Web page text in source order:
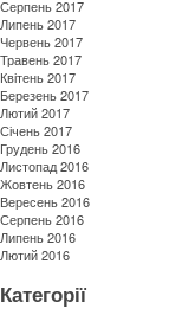
Серпень 2017
Липень 2017
Червень 2017
Травень 2017
Квітень 2017
Березень 2017
Лютий 2017
Січень 2017
Грудень 2016
Листопад 2016
Жовтень 2016
Вересень 2016
Серпень 2016
Липень 2016
Лютий 2016
Категорії